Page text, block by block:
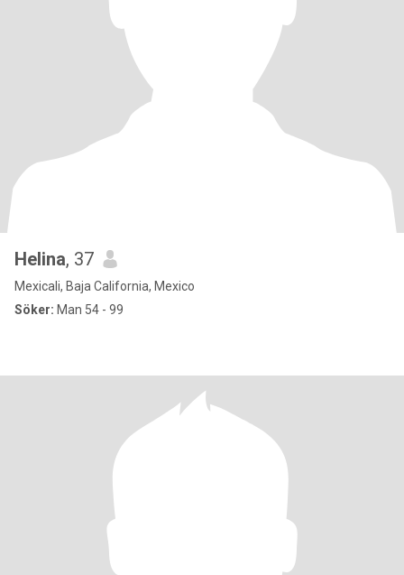
Helina, 37
Mexicali, Baja California, Mexico
Söker: Man 54 - 99